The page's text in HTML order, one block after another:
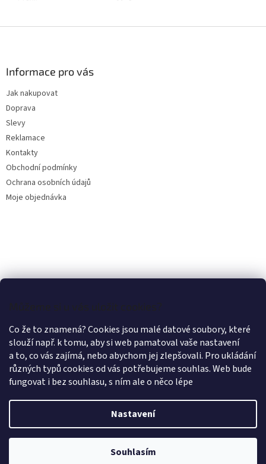
Můžeme si u vás uložit cookies?
Co že to znamená? Cookies jsou malé datové soubory, které
slouží např. k tomu, aby si web pamatoval vaše nastavení
a to, co vás zajímá, nebo abychom jej zlepšovali. Pro ukládání
různých typů cookies od vás potřebujeme souhlas. Web bude
fungovat i bez souhlasu, s ním ale o něco lépe
Nastavení
Souhlasím
Informace pro vás
Jak nakupovat
Doprava
Slevy
Reklamace
Kontakty
Obchodní podmínky
Ochrana osobních údajů
Moje objednávka
Vytvořil Shoptet
LÁTKY OLEX PRAHA. Všechna práva vyhrazena.